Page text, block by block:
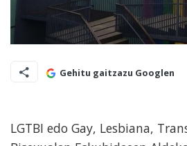
Gehitu gaitzazu Googlen
LGTBI edo Gay, Lesbiana,